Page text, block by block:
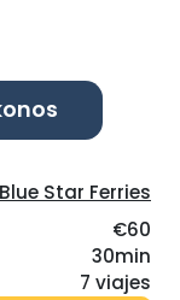
Blue Star Ferries
€60
30min
7 viajes